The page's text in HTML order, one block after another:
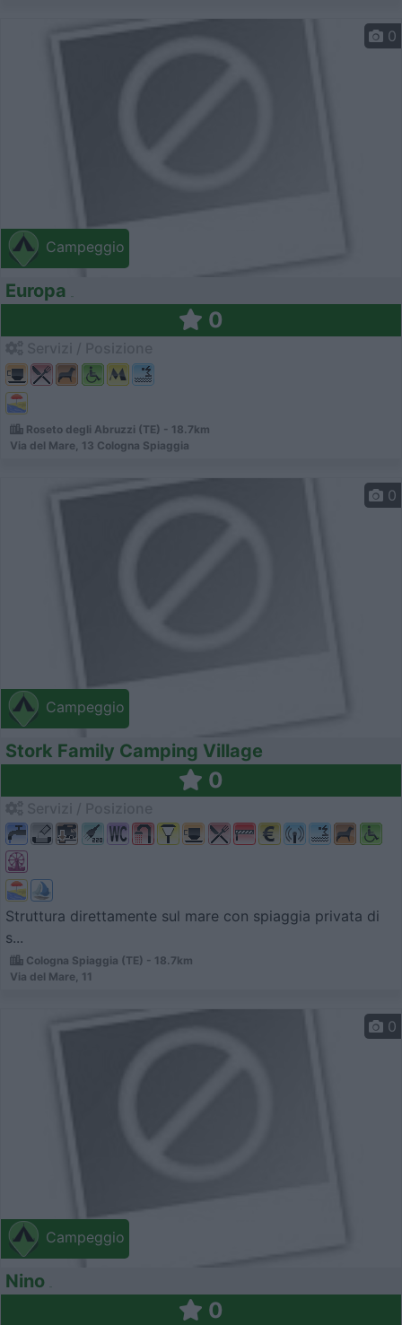
Campeggio
0
Europa
0
Roseto degli Abruzzi (TE) - 18.7km
Via del Mare, 13 Cologna Spiaggia
Campeggio
0
Stork Family Camping Village
0
Struttura direttamente sul mare con spiaggia privata di
s...
Cologna Spiaggia (TE) - 18.7km
Via del Mare, 11
Campeggio
0
Nino
0